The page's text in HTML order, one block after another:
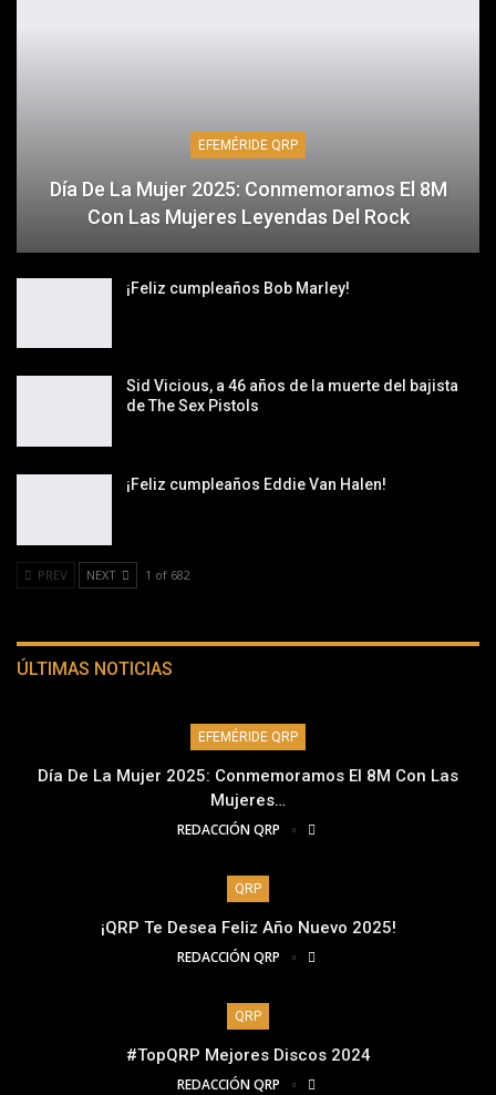
EFEMÉRIDE QRP
Día De La Mujer 2025: Conmemoramos El 8M
Con Las Mujeres Leyendas Del Rock
¡Feliz cumpleaños Bob Marley!
Sid Vicious, a 46 años de la muerte del bajista
de The Sex Pistols
¡Feliz cumpleaños Eddie Van Halen!
PREV NEXT 1 of 682
ÚLTIMAS NOTICIAS
EFEMÉRIDE QRP
Día De La Mujer 2025: Conmemoramos El 8M Con Las
Mujeres…
REDACCIÓN QRP
QRP
¡QRP Te Desea Feliz Año Nuevo 2025!
REDACCIÓN QRP
QRP
#TopQRP Mejores Discos 2024
REDACCIÓN QRP